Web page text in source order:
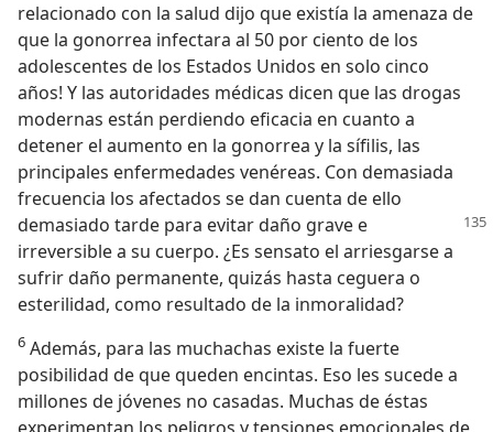
relacionado con la salud dijo que existía la amenaza de
que la gonorrea infectara al 50 por ciento de los
adolescentes de los Estados Unidos en solo cinco
años! Y las autoridades médicas dicen que las drogas
modernas están perdiendo eficacia en cuanto a
detener el aumento en la gonorrea y la sífilis, las
principales enfermedades venéreas. Con demasiada
frecuencia los afectados se dan cuenta de ello
demasiado tarde para evitardaño grave e
irreversible a su cuerpo. ¿Es sensato el arriesgarse a
sufrir daño permanente, quizás hasta ceguera o
esterilidad, como resultado de la inmoralidad?
6 Además, para las muchachas existe la fuerte
posibilidad de que queden encintas. Eso les sucede a
millones de jóvenes no casadas. Muchas de éstas